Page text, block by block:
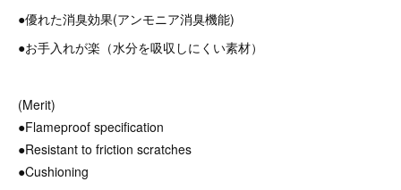
●優れた消臭効果(アンモニア消臭機能)
●お手入れが楽（水分を吸収しにくい素材）
(Merit)
●Flameproof specification
●Resistant to friction scratches
●Cushioning